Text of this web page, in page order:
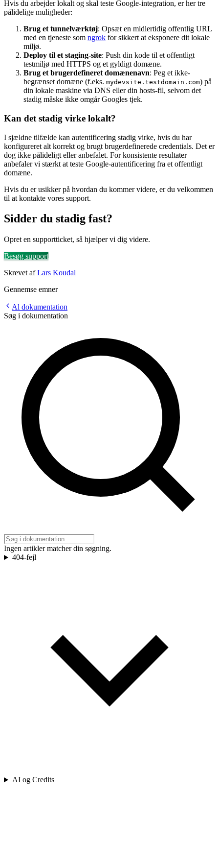
Hvis du arbejder lokalt og skal teste Google-integration, er her tre
pålidelige muligheder:
Brug et tunnelværktøj: Opsæt en midlertidig offentlig URL
med en tjeneste som ngrok for sikkert at eksponere dit lokale
miljø.
Deploy til et staging-site: Push din kode til et offentligt
testmiljø med HTTPS og et gyldigt domæne.
Brug et brugerdefineret domænenavn: Peg et ikke-
begrænset domæne (f.eks. mydevsite.testdomain.com) på
din lokale maskine via DNS eller din hosts-fil, selvom det
stadig måske ikke omgår Googles tjek.
Kan det stadig virke lokalt?
I sjældne tilfælde kan autentificering stadig virke, hvis du har
konfigureret alt korrekt og brugt brugerdefinerede credentials. Det er
dog ikke pålideligt eller anbefalet. For konsistente resultater
anbefaler vi stærkt at teste Google-autentificering fra et offentligt
domæne.
Hvis du er usikker på hvordan du kommer videre, er du velkommen
til at kontakte vores support.
Sidder du stadig fast?
Opret en supportticket, så hjælper vi dig videre.
Besøg support
Skrevet afLars Koudal
Gennemse emner
Al dokumentation
Søg i dokumentation
Ingen artikler matcher din søgning.
404-fejl
AI og Credits